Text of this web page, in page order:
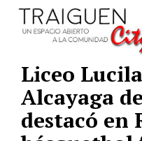
Liceo
Alcayaga
destacó en